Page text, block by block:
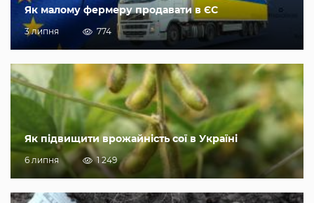
Як малому фермеру продавати в ЄС
3 липня 774
Як підвищити врожайність сої в Україні
6 липня 1 249